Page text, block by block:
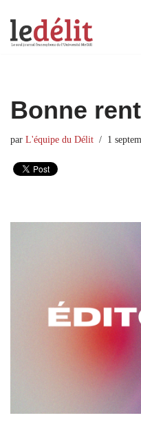
Aller
Bonne
par L'équipe du Délit 1